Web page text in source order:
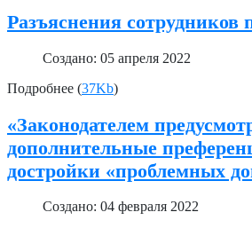
Разъяснения сотрудников
Создано: 05 апреля 2022
Подробнее (37Kb)
«Законодателем
дополнительные
достройки «проблемных
Создано: 04 февраля 2022